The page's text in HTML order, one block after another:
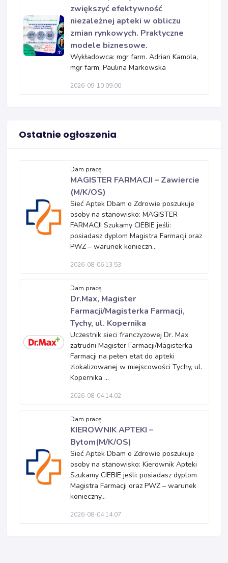
zwiększyć efektywność
niezależnej apteki w obliczu
zmian rynkowych. Praktyczne
modele biznesowe.
Wykładowca: mgr farm. Adrian Kamola,
mgr farm. Paulina Markowska
2026-09-10 09:00
Ostatnie ogłoszenia
Dam pracę
MAGISTER FARMACJI – Zawiercie
(M/K/OS)
Sieć Aptek Dbam o Zdrowie poszukuje
osoby na stanowisko: MAGISTER
FARMACJI Szukamy CIEBIE jeśli:
posiadasz dyplom Magistra Farmacji oraz
PWZ – warunek konieczn...
2026-08-06 13:53
Dam pracę
Dr.Max, Magister
Farmacji/Magisterka Farmacji,
Tychy, ul. Kopernika
Uczestnik sieci franczyzowej Dr. Max
zatrudni Magister Farmacji/Magisterka
Farmacji na pełen etat do apteki
zlokalizowanej w miejscowości Tychy, ul.
Kopernika ...
2026-08-04 14:02
Dam pracę
KIEROWNIK APTEKI –
Bytom(M/K/OS)
Sieć Aptek Dbam o Zdrowie poszukuje
osoby na stanowisko: Kierownik Apteki
Szukamy CIEBIE jeśli: posiadasz dyplom
Magistra Farmacji oraz PWZ – warunek
konieczny...
2026-08-04 14:07